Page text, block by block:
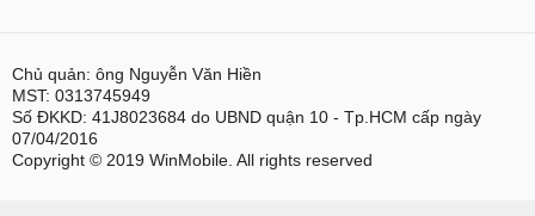
Chủ quản: ông Nguyễn Văn Hiền
MST: 0313745949
Số ĐKKD: 41J8023684 do UBND quận 10 - Tp.HCM cấp ngày
07/04/2016
Copyright © 2019 WinMobile. All rights reserved